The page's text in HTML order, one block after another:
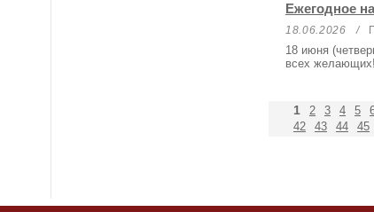
Ежегодное
18.06.2026 /
18 июня
всех желающих!
1 2 3 4 5
42
43 44 45